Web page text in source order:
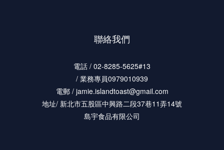
聯絡我們
電話 / 02-8285-5625#13
/ 業務專員0979010939
電郵 / jamie.islandtoast@gmail.com
地址/ 新北市五股區中興路二段37巷11弄14號
島宇食品有限公司